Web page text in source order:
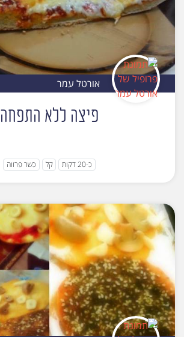
אורטל עמר
פיצה ללא התפחה
כ-20 דקות קל כשר פרווה